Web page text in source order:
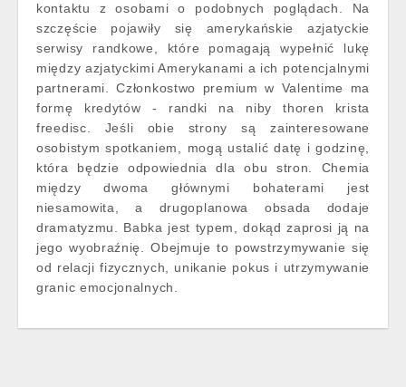
kontaktu z osobami o podobnych poglądach. Na
szczęście pojawiły się amerykańskie azjatyckie
serwisy randkowe, które pomagają wypełnić lukę
między azjatyckimi Amerykanami a ich potencjalnymi
partnerami. Członkostwo premium w Valentime ma
formę kredytów - randki na niby thoren krista
freedisc. Jeśli obie strony są zainteresowane
osobistym spotkaniem, mogą ustalić datę i godzinę,
która będzie odpowiednia dla obu stron. Chemia
między dwoma głównymi bohaterami jest
niesamowita, a drugoplanowa obsada dodaje
dramatyzmu. Babka jest typem, dokąd zaprosi ją na
jego wyobraźnię. Obejmuje to powstrzymywanie się
od relacji fizycznych, unikanie pokus i utrzymywanie
granic emocjonalnych.